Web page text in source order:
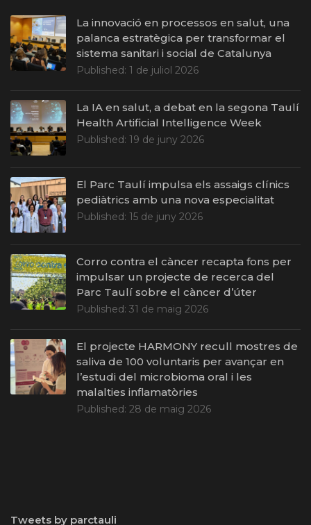
La innovació en processos en salut, una
palanca estratègica per transformar el
sistema sanitari i social de Catalunya
Published: 1 de juliol 2026
La IA en salut, a debat en la segona Taulí
Health Artificial Intelligence Week
Published: 19 de juny 2026
El Parc Taulí impulsa els assaigs clínics
pediàtrics amb una nova especialitat
Published: 15 de juny 2026
Corro contra el càncer recapta fons per
impulsar un projecte de recerca del
Parc Taulí sobre el càncer d’úter
Published: 31 de maig 2026
El projecte HARMONY recull mostres de
saliva de 100 voluntaris per avançar en
l’estudi del microbioma oral i les
malalties inflamatòries
Published: 28 de maig 2026
Tweets by parctauli